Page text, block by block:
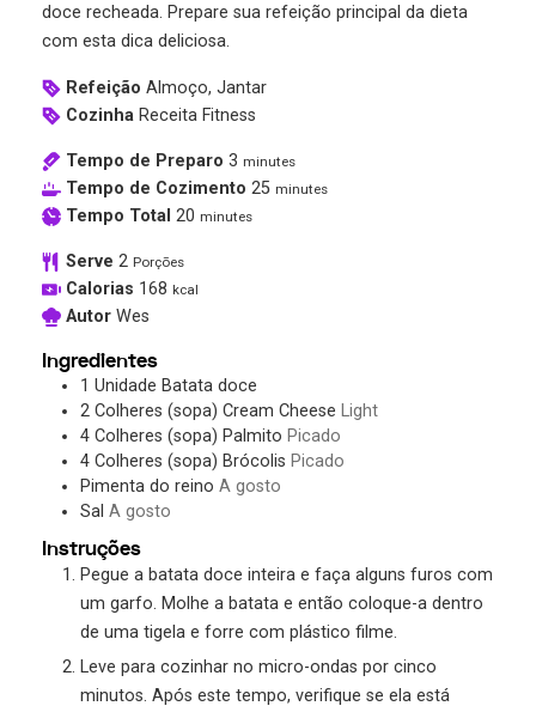
doce recheada. Prepare sua refeição principal da dieta
com esta dica deliciosa.
Refeição Almoço, Jantar
Cozinha Receita Fitness
Tempo de Preparo 3 minutes
Tempo de Cozimento 25 minutes
Tempo Total 20 minutes
Serve 2 Porções
Calorias 168 kcal
Autor Wes
Ingredientes
1 Unidade Batata doce
2 Colheres (sopa) Cream Cheese Light
4 Colheres (sopa) Palmito Picado
4 Colheres (sopa) Brócolis Picado
Pimenta do reino A gosto
Sal A gosto
Instruções
Pegue a batata doce inteira e faça alguns furos com
um garfo. Molhe a batata e então coloque-a dentro
de uma tigela e forre com plástico filme.
Leve para cozinhar no micro-ondas por cinco
minutos. Após este tempo, verifique se ela está